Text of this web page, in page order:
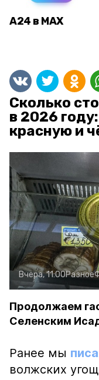
А24 в MAX
Сколько
в 2026
красную и
Вчера, 11:00Разное
Продолжаем
Селенским
Ранее мы
волжских